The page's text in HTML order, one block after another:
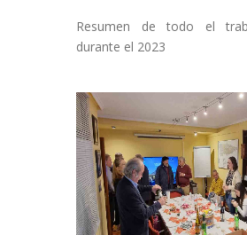
Resumen de todo el
durante el 2023